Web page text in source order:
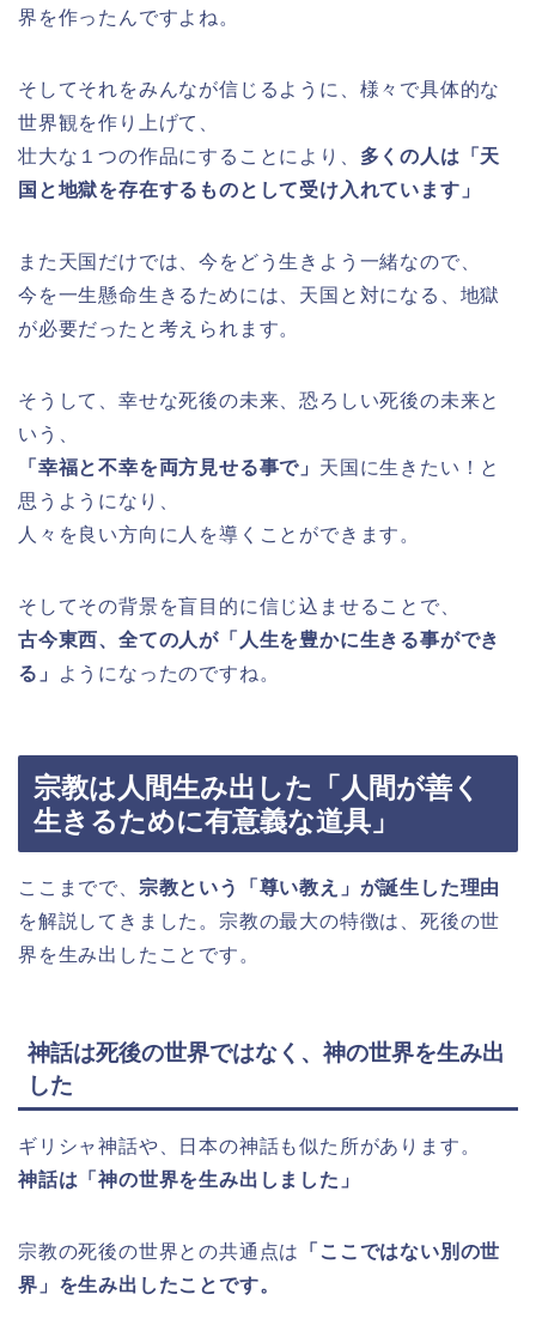
界を作ったんですよね。
そしてそれをみんなが信じるように、様々で具体的な
世界観を作り上げて、
壮大な１つの作品にすることにより、 多くの人は「天
国と地獄を存在するものとして受け入れています」
また天国だけでは、今をどう生きよう一緒なので、
今を一生懸命生きるためには、天国と対になる、地獄
が必要だったと考えられます。
そうして、幸せな死後の未来、恐ろしい死後の未来と
いう、
「幸福と不幸を両方見せる事で」 天国に生きたい！と
思うようになり、
人々を良い方向に人を導くことができます。
そしてその背景を盲目的に信じ込ませることで、
古今東西、全ての人が「人生を豊かに生きる事ができ
る」
ようになったのですね。
宗教は人間生み出した 「 人間が善く
生きるために有意義な道具」
ここまでで、 宗教という「尊い教え」が誕生した理由
を解説してきました。宗教の最大の特徴は、死後の世
界を生み出したことです。
神話は死後の世界ではなく、神の世界を生み出
した
ギリシャ神話や、日本の神話も似た所があります。
神話は「神の世界を生み出しました」
宗教の死後の世界との共通点は
「ここではない別の世
界」を生み出したことです。